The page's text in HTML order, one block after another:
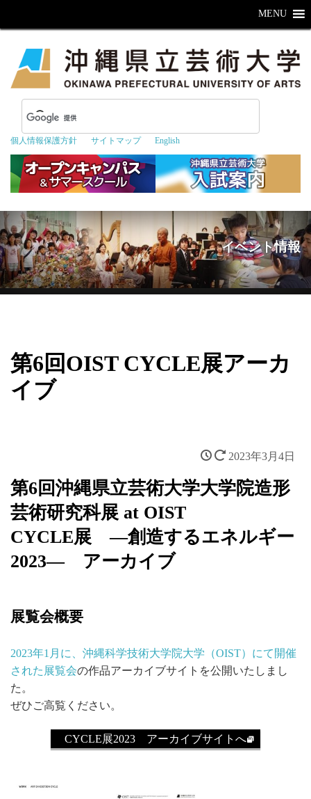
個人情報保護方針 サイトマップ English
MENU
イベント情報
第6回OIST CYCLE展アーカ
イブ
2023年3月4日
第6回沖縄県立芸術大学大学院造形
芸術研究科展 at OIST
CYCLE展 ―創造するエネルギー
2023― アーカイブ
展覧会概要
2023年1月に、沖縄科学技術大学院大学（OIST）にて開催
された展覧会の作品アーカイブサイトを公開いたしまし
た。
ぜひご高覧ください。
CYCLE展2023 アーカイブサイトへ